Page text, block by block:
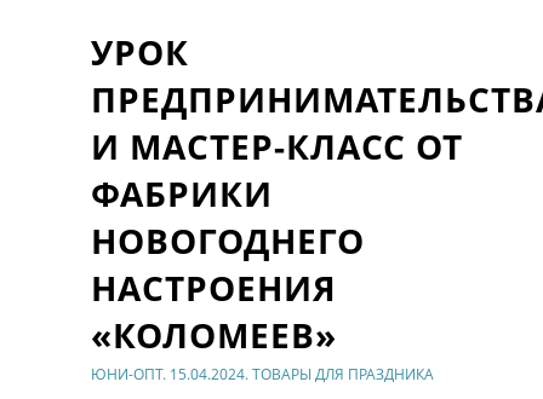
УРОК
И МАСТЕР-КЛАСС ОТ
ФАБРИКИ
НОВОГОДНЕГО
НАСТРОЕНИЯ
«КОЛОМЕЕВ»
ЮНИ-ОПТ. 15.04.2024. ТОВАРЫ ДЛЯ ПРАЗДНИКА